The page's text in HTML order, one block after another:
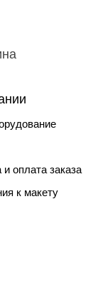
и оплата заказа
к макету